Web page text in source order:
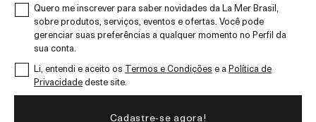
Quero me inscrever para saber novidades da La Mer Brasil,
sobre produtos, serviços, eventos e ofertas. Você pode
gerenciar suas preferências a qualquer momento no Perfil da
sua conta.
Li, entendi e aceito os Termos e Condições e a Política de
Privacidadedeste site.